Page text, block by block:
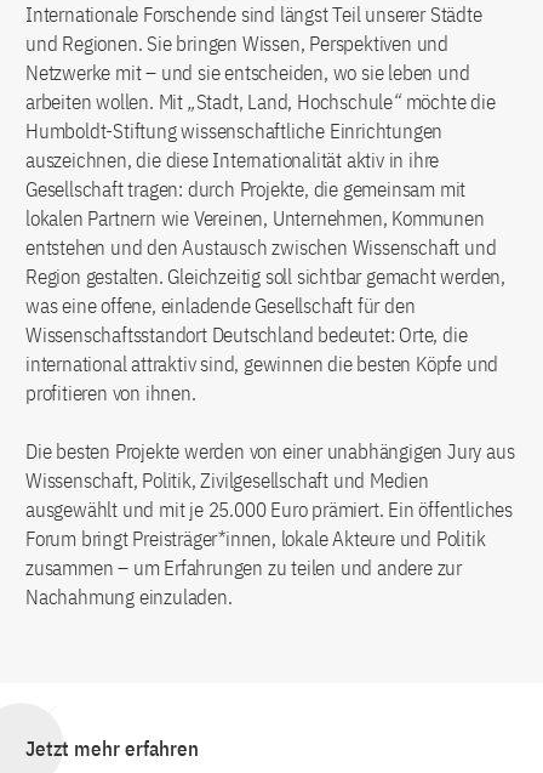
Internationale Forschende sind längst Teil unserer Städte
und Regionen. Sie bringen Wissen, Perspektiven und
Netzwerke mit – und sie entscheiden, wo sie leben und
arbeiten wollen. Mit„Stadt, Land, Hochschule“möchte die
Humboldt-Stiftung wissenschaftliche Einrichtungen
auszeichnen, die diese Internationalität aktiv in ihre
Gesellschaft tragen: durch Projekte, die gemeinsam mit
lokalen Partnern wie Vereinen, Unternehmen, Kommunen
entstehen und den Austausch zwischen Wissenschaft und
Region gestalten. Gleichzeitig soll sichtbar gemacht werden,
was eine offene, einladende Gesellschaft für den
Wissenschaftsstandort Deutschland bedeutet: Orte, die
international attraktiv sind, gewinnen die besten Köpfe und
profitieren von ihnen.
Die besten Projekte werden von einer unabhängigen Jury aus
Wissenschaft, Politik, Zivilgesellschaft und Medien
ausgewählt und mit je 25.000 Euro prämiert. Ein öffentliches
Forum bringt Preisträger*innen, lokale Akteure und Politik
zusammen – um Erfahrungen zu teilen und andere zur
Nachahmung einzuladen.
Jetzt mehr erfahren